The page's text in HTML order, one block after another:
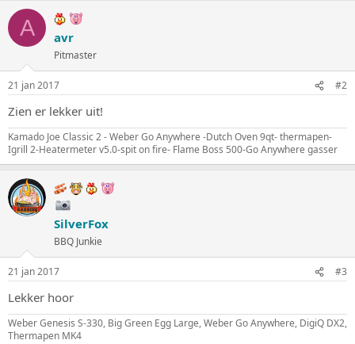
A avr
Pitmaster
21 jan 2017 #2
Zien er lekker uit!
Kamado Joe Classic 2 - Weber Go Anywhere -Dutch Oven 9qt- thermapen-
Igrill 2-Heatermeter v5.0-spit on fire- Flame Boss 500-Go Anywhere gasser
SilverFox
BBQ Junkie
21 jan 2017 #3
Lekker hoor
Weber Genesis S-330, Big Green Egg Large, Weber Go Anywhere, DigiQ DX2,
Thermapen MK4